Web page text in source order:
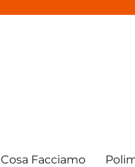
Cosa Facciamo